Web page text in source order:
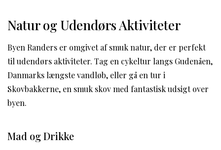
Natur og Udendørs Aktiviteter
Byen Randers er omgivet af smuk natur, der er perfekt
til udendørs aktiviteter. Tag en cykeltur langs Gudenåen,
Danmarks længste vandløb, eller gå en tur i
Skovbakkerne, en smuk skov med fantastisk udsigt over
byen.
Mad og Drikke